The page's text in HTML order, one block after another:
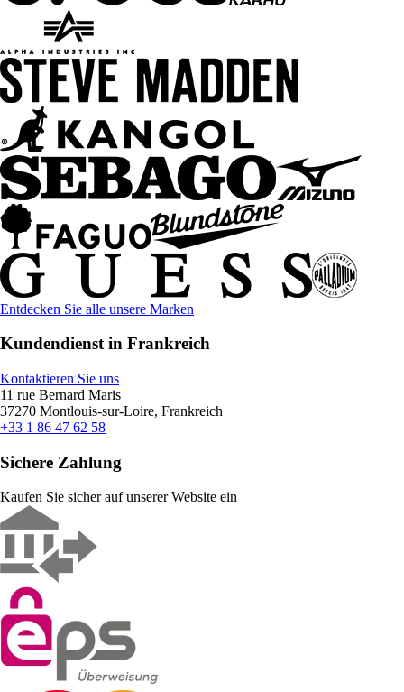
Entdecken Sie alle unsere Marken
Kundendienst in Frankreich
Kontaktieren Sie uns
11 rue Bernard Maris
37270 Montlouis-sur-Loire, Frankreich
+33 1 86 47 62 58
Sichere Zahlung
Kaufen Sie sicher auf unserer Website ein